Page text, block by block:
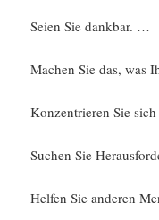
Seien Sie dankbar. …
Machen Sie das, was
Konzentrieren Sie
Suchen Sie
Helfen Sie anderen